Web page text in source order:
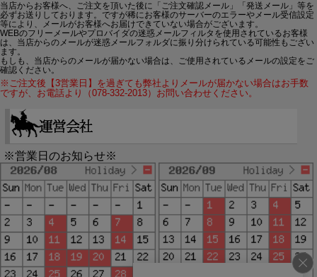
当店からお客様へ、ご注文を頂いた後に「ご注文確認メール」「発送メール」等を
必ずお送りしております。ですが稀にお客様のサーバーのエラーやメール受信設定
等により、メールがお客様へお届けできていない場合がございます。
WEBのフリーメールやプロバイダの迷惑メールフィルタを使用されているお客様
は、当店からのメールが迷惑メールフォルダに振り分けられている可能性もござい
ます。
もしも、当店からのメールが届かない場合は、ご使用されているメールの設定をご
確認ください。
※ご注文後【3営業日】を過ぎても弊社よりメールが届かない場合はお手数
ですが、お電話より（078-332-2013）お問い合わせください。
※営業日のお知らせ※